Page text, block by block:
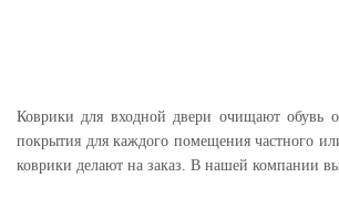
Коврики для входной двери очищают обувь
покрытия для каждого помещения частного
коврики делают на заказ. В нашей компании